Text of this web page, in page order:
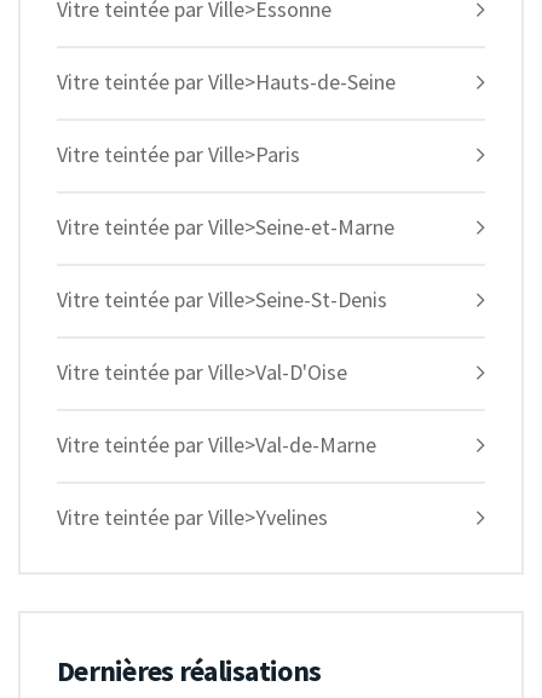
Vitre teintée par Ville>Essonne
Vitre teintée par Ville>Hauts-de-Seine
Vitre teintée par Ville>Paris
Vitre teintée par Ville>Seine-et-Marne
Vitre teintée par Ville>Seine-St-Denis
Vitre teintée par Ville>Val-D'Oise
Vitre teintée par Ville>Val-de-Marne
Vitre teintée par Ville>Yvelines
Dernières réalisations